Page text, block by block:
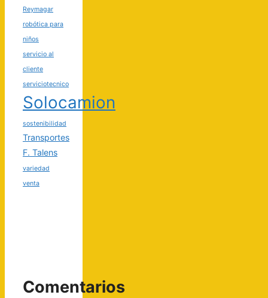
Reymagar
robótica para
niños
servicio al
cliente
serviciotecnico
Solocamion
sostenibilidad
Transportes
F. Talens
variedad
venta
Comentarios